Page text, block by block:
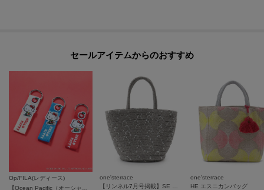
セールアイテムからのおすすめ
Op/FILA(レディース)
one'sterrace
one'sterrace
HE エスニカンバッグ